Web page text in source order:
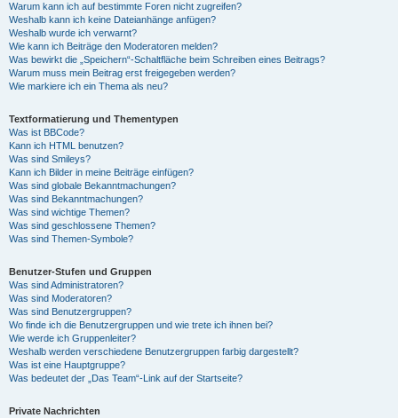
Warum kann ich auf bestimmte Foren nicht zugreifen?
Weshalb kann ich keine Dateianhänge anfügen?
Weshalb wurde ich verwarnt?
Wie kann ich Beiträge den Moderatoren melden?
Was bewirkt die „Speichern“-Schaltfläche beim Schreiben eines Beitrags?
Warum muss mein Beitrag erst freigegeben werden?
Wie markiere ich ein Thema als neu?
Textformatierung und Thementypen
Was ist BBCode?
Kann ich HTML benutzen?
Was sind Smileys?
Kann ich Bilder in meine Beiträge einfügen?
Was sind globale Bekanntmachungen?
Was sind Bekanntmachungen?
Was sind wichtige Themen?
Was sind geschlossene Themen?
Was sind Themen-Symbole?
Benutzer-Stufen und Gruppen
Was sind Administratoren?
Was sind Moderatoren?
Was sind Benutzergruppen?
Wo finde ich die Benutzergruppen und wie trete ich ihnen bei?
Wie werde ich Gruppenleiter?
Weshalb werden verschiedene Benutzergruppen farbig dargestellt?
Was ist eine Hauptgruppe?
Was bedeutet der „Das Team“-Link auf der Startseite?
Private Nachrichten